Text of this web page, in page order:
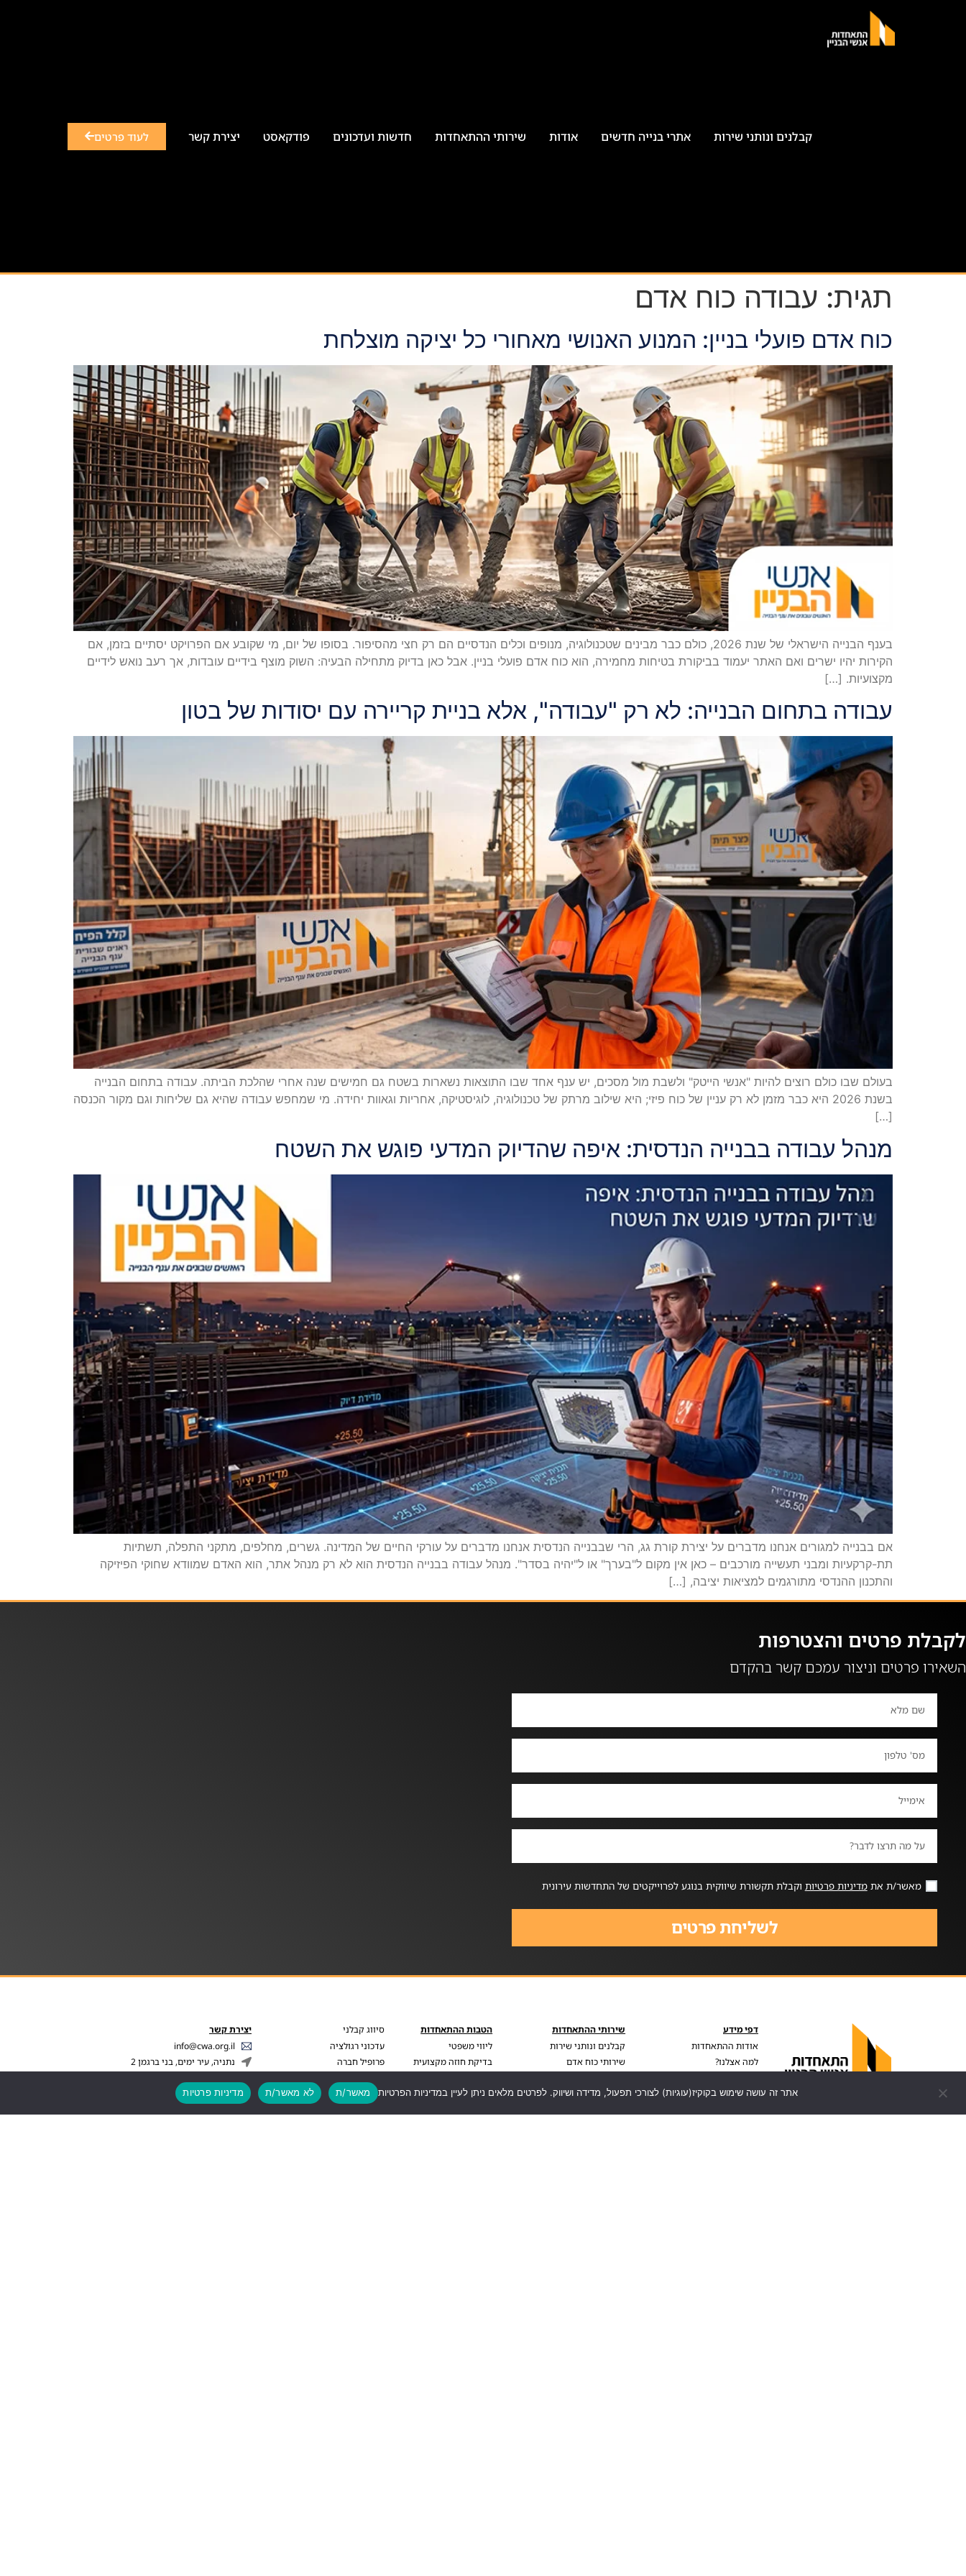
קבלנים ונותני שירות אתרי בנייה חדשים אודות שירותי ההתאחדות חדשות ועדכונים פודקאסט יצירת קשר לעוד פרטים
תגית: עבודה כוח אדם
כוח אדם פועלי בניין: המנוע האנושי מאחורי כל יציקה מוצלחת
בענף הבנייה הישראלי של שנת 2026, כולם כבר מבינים שטכנולוגיה, מנופים וכלים הנדסיים הם רק חצי מהסיפור. בסופו של יום, מי שקובע אם הפרויקט יסתיים בזמן, אם
הקירות יהיו ישרים ואם האתר יעמוד בביקורת בטיחות מחמירה, הוא כוח אדם פועלי בניין. אבל כאן בדיוק מתחילה הבעיה: השוק מוצף בידיים עובדות, אך רעב נואש לידיים
מקצועיות. […]
עבודה בתחום הבנייה: לא רק "עבודה", אלא בניית קריירה עם יסודות של בטון
בעולם שבו כולם רוצים להיות "אנשי הייטק" ולשבת מול מסכים, יש ענף אחד שבו התוצאות נשארות בשטח גם חמישים שנה אחרי שהלכת הביתה. עבודה בתחום הבנייה
בשנת 2026 היא כבר מזמן לא רק עניין של כוח פיזי; היא שילוב מרתק של טכנולוגיה, לוגיסטיקה, אחריות וגאוות יחידה. מי שמחפש עבודה שהיא גם שליחות וגם מקור הכנסה
[…]
מנהל עבודה בבנייה הנדסית: איפה שהדיוק המדעי פוגש את השטח
אם בבנייה למגורים אנחנו מדברים על יצירת קורת גג, הרי שבבנייה הנדסית אנחנו מדברים על עורקי החיים של המדינה. גשרים, מחלפים, מתקני התפלה, תשתיות
תת-קרקעיות ומבני תעשייה מורכבים – כאן אין מקום ל"בערך" או ל"יהיה בסדר". מנהל עבודה בבנייה הנדסית הוא לא רק מנהל אתר, הוא האדם שמוודא שחוקי הפיזיקה
והתכנון ההנדסי מתורגמים למציאות יציבה, […]
לקבלת פרטים והצטרפות
השאירו פרטים וניצור עמכם קשר בהקדם
מאשר/ת אתמדיניות פרטיות וקבלת תקשורת שיווקית בנוגע לפרוייקטים של התחדשות עירונית
לשליחת פרטים
דפי מידע
אודות ההתאחדות
למה אצלנו?
הצהרת נגישות
שירותי ההתאחדות
קבלנים ונותני שירות
שירותי כוח אדם
עדכונים וחדשות
הטבות ההתאחדות
ליווי משפטי
בדיקת חוזה מקצועית
ליווי עסקי מקצועי
סיווג קבלני
עדכוני רגולציה
פרופיל חברה
יצירת קשר
info@cwa.org.il
נתניה, עיר ימים, בני ברגמן 2
לעוד פרטים אתר זה עושה שימוש בקוקיז(עוגיות) לצורכי תפעול, מדידה ושיווק. לפרטים מלאים ניתן לעיין במדיניות הפרטיות מאשר/ת לא מאשר/ת מדיניות פרטיות